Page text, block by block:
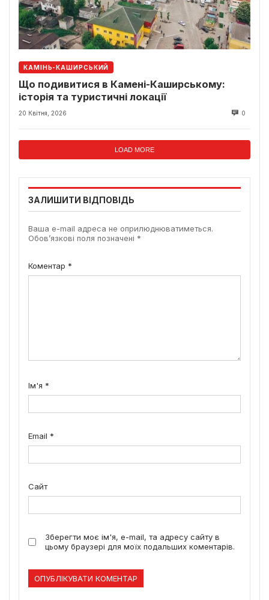
КАМІНЬ-КАШИРСЬКИЙ
Що подивитися в Камені-Каширському:
історія та туристичні локації
20 Квітня, 2026 0
LOAD MORE
ЗАЛИШИТИ ВІДПОВІДЬ
Ваша e-mail адреса не оприлюднюватиметься.
Обов’язкові поля позначені *
Коментар *
Ім'я *
Email *
Сайт
Зберегти моє ім'я, e-mail, та адресу сайту в
цьому браузері для моїх подальших коментарів.